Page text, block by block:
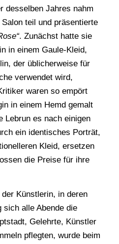
desselben Jahres nahm
teil und präsentierte
. Zunächst hatte sie
in einem Gaule-Kleid,
der üblicherweise für
verwendet wird,
waren so empört
in einem Hemd gemalt
Lebrun es nach einigen
ein identisches Porträt,
Kleid, ersetzen
die Preise für ihre
Künstlerin, in deren
sich alle Abende die
Gelehrte, Künstler
pflegten, wurde beim